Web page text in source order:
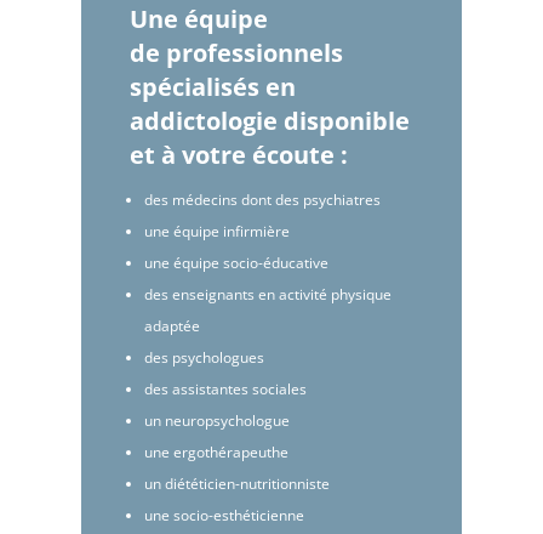
Une équipe
de professionnels
spécialisés en
addictologie disponible
et à votre écoute :
des médecins dont des psychiatres
une équipe infirmière
une équipe socio-éducative
des enseignants en activité physique
adaptée
des psychologues
des assistantes sociales
un neuropsychologue
une ergothérapeuthe
un diététicien-nutritionniste
une socio-esthéticienne